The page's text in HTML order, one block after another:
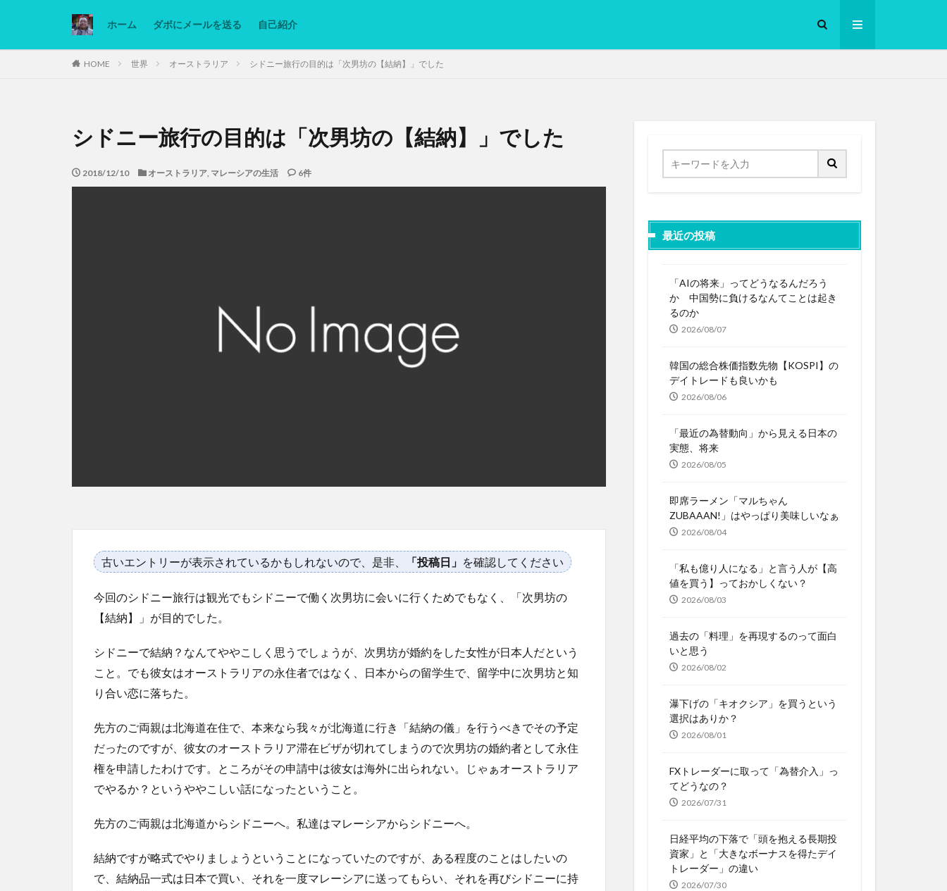
ホーム ダボにメールを送る 自己紹介
HOME 世界 オーストラリア シドニー旅行の目的は「次男坊の【結納】」でした
シドニー旅行の目的は「次男坊の【結納】」でした
2018/12/10 オーストラリア, マレーシアの生活 6件
古いエントリーが表示されているかもしれないので、是非、 「投稿日」 を確認してください
今回のシドニー旅行は観光でもシドニーで働く次男坊に会いに行くためでもなく、「次男坊の
【結納】」が目的でした。
シドニーで結納？なんてややこしく思うでしょうが、次男坊が婚約をした女性が日本人だという
こと。でも彼女はオーストラリアの永住者ではなく、日本からの留学生で、留学中に次男坊と知
り合い恋に落ちた。
先方のご両親は北海道在住で、本来なら我々が北海道に行き「結納の儀」を行うべきでその予定
だったのですが、彼女のオーストラリア滞在ビザが切れてしまうので次男坊の婚約者として永住
権を申請したわけです。ところがその申請中は彼女は海外に出られない。じゃぁオーストラリア
でやるか？というややこしい話になったということ。
先方のご両親は北海道からシドニーへ。私達はマレーシアからシドニーへ。
結納ですが略式でやりましょうということになっていたのですが、ある程度のことはしたいの
で、結納品一式は日本で買い、それを一度マレーシアに送ってもらい、それを再びシドニーに持
最近の投稿
「AIの将来」ってどうなるんだろう
か 中国勢に負けるなんてことは起き
るのか
2026/08/07
韓国の総合株価指数先物【KOSPI】の
デイトレードも良いかも
2026/08/06
「最近の為替動向」から見える日本の
実態、将来
2026/08/05
即席ラーメン「マルちゃん
ZUBAAAN!」はやっぱり美味しいなぁ
2026/08/04
「私も億り人になる」と言う人が【高
値を買う】っておかしくない？
2026/08/03
過去の「料理」を再現するのって面白
いと思う
2026/08/02
瀑下げの「キオクシア」を買うという
選択はありか？
2026/08/01
FXトレーダーに取って「為替介入」っ
てどうなの？
2026/07/31
日経平均の下落で「頭を抱える長期投
資家」と「大きなボーナスを得たデイ
トレーダー」の違い
2026/07/30
カテゴリー
Ninjatrader PC グリグリ画像 マレーシア動画 ヨーグルト